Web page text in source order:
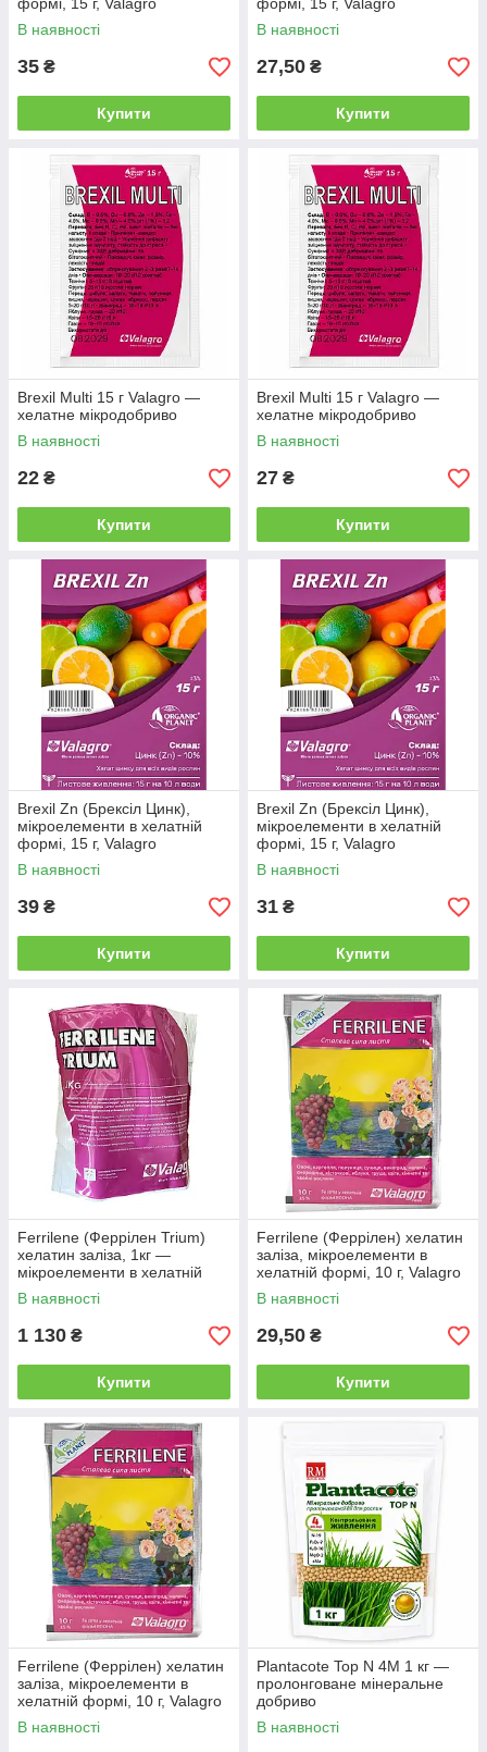
В наявності
35 ₴
Купити
В наявності
27,50 ₴
Купити
Brexil Multi 15 г Valagro —
хелатне мікродобриво
В наявності
22 ₴
Купити
Brexil Multi 15 г Valagro —
хелатне мікродобриво
В наявності
27 ₴
Купити
Brexil Zn (Брексіл Цинк),
мікроелементи в хелатній
формі, 15 г, Valagro
В наявності
39 ₴
Купити
Brexil Zn (Брексіл Цинк),
мікроелементи в хелатній
формі, 15 г, Valagro
В наявності
31 ₴
Купити
Ferrilene (Феррілен Trium)
хелатин заліза, 1кг —
мікроелементи в хелатній
формі, Valagro
В наявності
1 130 ₴
Купити
Ferrilene (Феррілен) хелатин
заліза, мікроелементи в
хелатній формі, 10 г, Valagro
В наявності
29,50 ₴
Купити
Ferrilene (Феррілен) хелатин
заліза, мікроелементи в
хелатній формі, 10 г, Valagro
В наявності
Plantacote Top N 4M 1 кг —
пролонговане мінеральне
добриво
В наявності